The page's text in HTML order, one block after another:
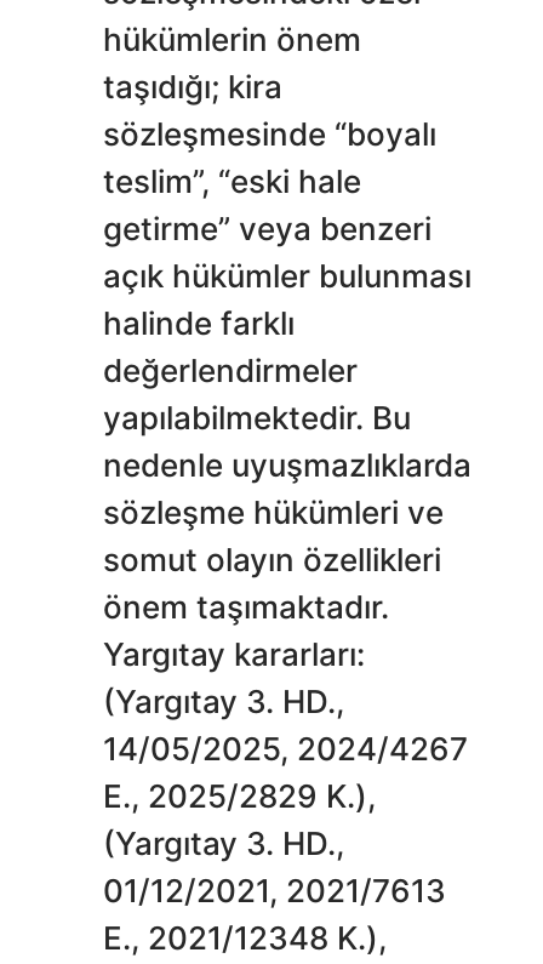
hükümlerin önem
taşıdığı; kira
sözleşmesinde “boyalı
teslim”, “eski hale
getirme” veya benzeri
açık hükümler bulunması
halinde farklı
değerlendirmeler
yapılabilmektedir. Bu
nedenle uyuşmazlıklarda
sözleşme hükümleri ve
somut olayın özellikleri
önem taşımaktadır.
Yargıtay kararları:
(Yargıtay 3. HD.,
14/05/2025, 2024/4267
E., 2025/2829 K.),
(Yargıtay 3. HD.,
01/12/2021, 2021/7613
E., 2021/12348 K.),